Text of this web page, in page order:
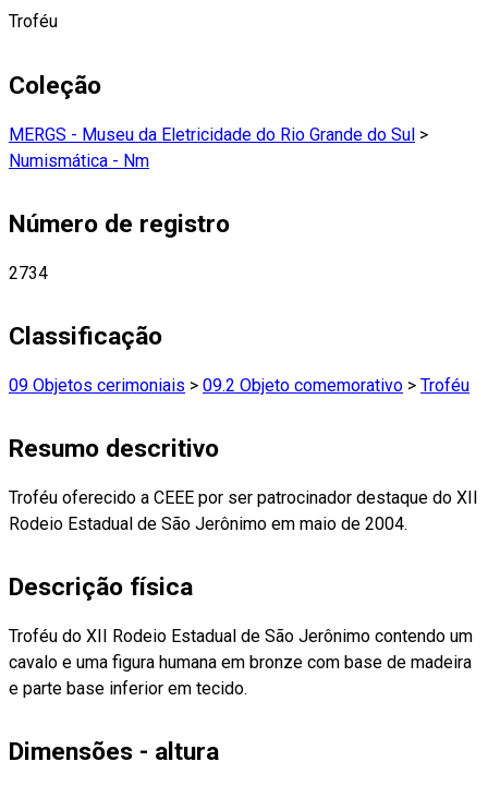
Troféu
Coleção
MERGS - Museu da Eletricidade do Rio Grande do Sul >
Numismática - Nm
Número de registro
2734
Classificação
09 Objetos cerimoniais > 09.2 Objeto comemorativo > Troféu
Resumo descritivo
Troféu oferecido a CEEE por ser patrocinador destaque do XII
Rodeio Estadual de São Jerônimo em maio de 2004.
Descrição física
Troféu do XII Rodeio Estadual de São Jerônimo contendo um
cavalo e uma figura humana em bronze com base de madeira
e parte base inferior em tecido.
Dimensões - altura